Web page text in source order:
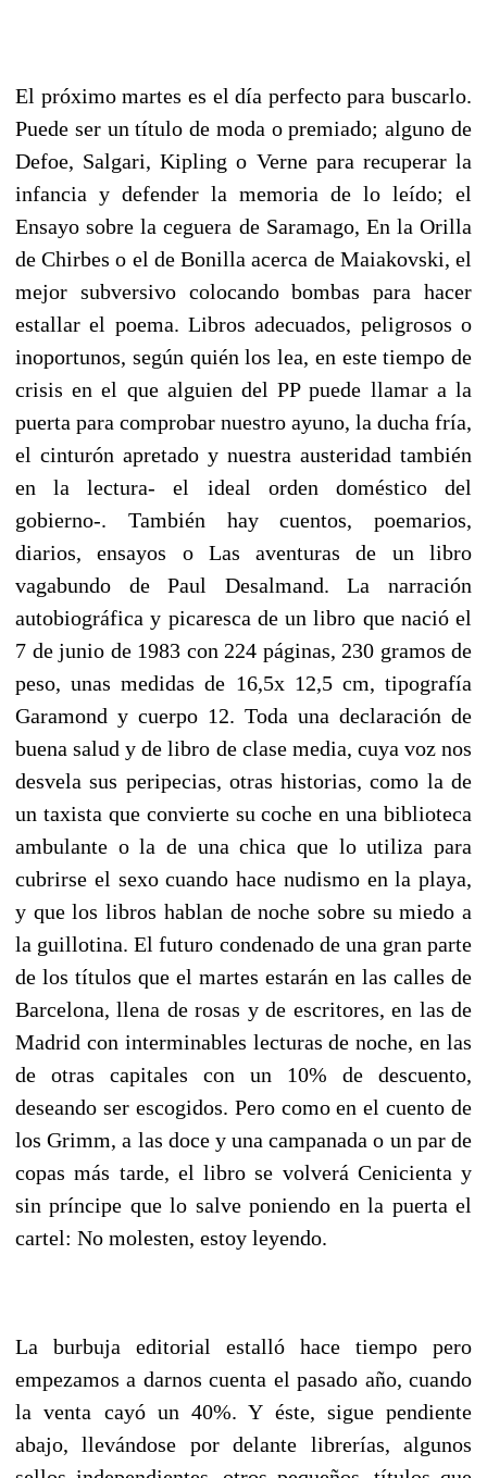
El próximo martes es el día perfecto para buscarlo.
Puede ser un título de moda o premiado; alguno de
Defoe, Salgari, Kipling o Verne para recuperar la
infancia y defender la memoria de lo leído; el
Ensayo sobre la ceguera de Saramago, En la Orilla
de Chirbes o el de Bonilla acerca de Maiakovski, el
mejor subversivo colocando bombas para hacer
estallar el poema. Libros adecuados, peligrosos o
inoportunos, según quién los lea, en este tiempo de
crisis en el que alguien del PP puede llamar a la
puerta para comprobar nuestro ayuno, la ducha fría,
el cinturón apretado y nuestra austeridad también
en la lectura- el ideal orden doméstico del
gobierno-. También hay cuentos, poemarios,
diarios, ensayos o Las aventuras de un libro
vagabundo de Paul Desalmand. La narración
autobiográfica y picaresca de un libro que nació el
7 de junio de 1983 con 224 páginas, 230 gramos de
peso, unas medidas de 16,5x 12,5 cm, tipografía
Garamond y cuerpo 12. Toda una declaración de
buena salud y de libro de clase media, cuya voz nos
desvela sus peripecias, otras historias, como la de
un taxista que convierte su coche en una biblioteca
ambulante o la de una chica que lo utiliza para
cubrirse el sexo cuando hace nudismo en la playa,
y que los libros hablan de noche sobre su miedo a
la guillotina. El futuro condenado de una gran parte
de los títulos que el martes estarán en las calles de
Barcelona, llena de rosas y de escritores, en las de
Madrid con interminables lecturas de noche, en las
de otras capitales con un 10% de descuento,
deseando ser escogidos. Pero como en el cuento de
los Grimm, a las doce y una campanada o un par de
copas más tarde, el libro se volverá Cenicienta y
sin príncipe que lo salve poniendo en la puerta el
cartel: No molesten, estoy leyendo.
La burbuja editorial estalló hace tiempo pero
empezamos a darnos cuenta el pasado año, cuando
la venta cayó un 40%. Y éste, sigue pendiente
abajo, llevándose por delante librerías, algunos